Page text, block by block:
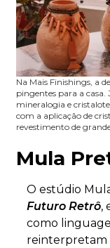
Na Mais Finishings, a
pingentes para a casa.
mineralogia e
com a aplicação de
revestimento de
Mula
O estúdio
Futuro Retrô,
como
reinterpretam